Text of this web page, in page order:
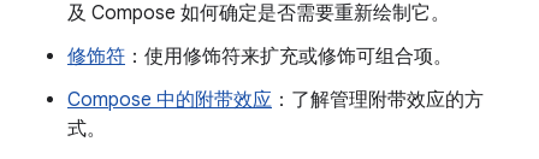
及 Compose 如何确定是否需要重新绘制它。
修饰符 ：使用修饰符来扩充或修饰可组合项。
Compose 中的附带效应 ：了解管理附带效应的方
式。